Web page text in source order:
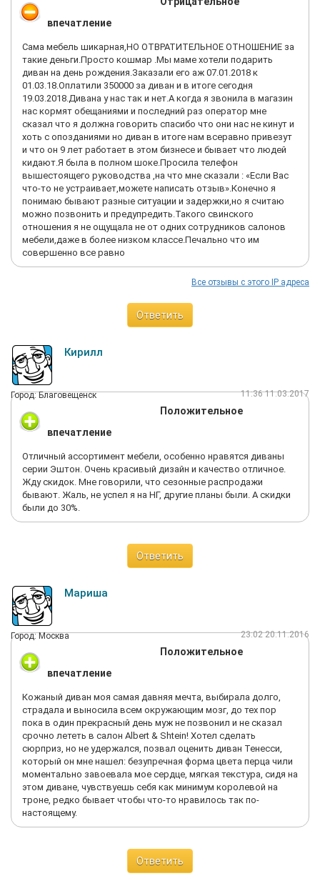
уже не говорю о каких-либо извинениях и компенсациях.
Менеджеры салона Albert&Stein на Нахимовском и фабрики
производителя просто скрываются и не берут трубку.
Бухгалтерия и отдел кадров дали телефон какого-то Алексея
(89660185719), который тоже уже уволился!
Конечно я подключил юристов и мы уже написали и
отправили претензию «с уведомлением», готовим иск в суд,
будет эфир на телевидении «Осторожно мошенники» (уже
согласовано), но негативный осадкой присутствует. Взяли
100%предоплату и полная тишина!
Менеджеры по продажам разводят Вас на то, чтобы вы
заплатили 100% предоплату , а потом крутят Ваши деньги, с
непонятными перспективами и сроками получения товара!
На сайте Мосгорсуда, к ООО «Мебельщик» и ООО «Мебель
Трейд» (производители мебели для Albert&stein и фабрики 8
Марта) очень много исков от обманутых покупателей.
Будьте бдительны, не попадитесь на ловушку этих
«бизнесменов».
впечатление
Сама мебель шикарная,НО ОТВРАТИТЕЛЬНОЕ ОТНОШЕНИЕ за
такие деньги.Просто кошмар .Мы маме хотели подарить
диван на день рождения.Заказали его аж 07.01.2018 к
01.03.18.Оплатили 350000 за диван и в итоге сегодня
19.03.2018.Дивана у нас так и нет.А когда я звонила в магазин
нас кормят обещаниями и последний раз оператор мне
сказал что я должна говорить спасибо что они нас не кинут и
хоть с опозданиями но диван в итоге нам всеравно привезут
и что он 9 лет работает в этом бизнесе и бывает что людей
кидают.Я была в полном шоке.Просила телефон
вышестоящего руководства ,на что мне сказали : «Если Вас
что-то не устраивает,можете написать отзыв».Конечно я
понимаю бывают разные ситуации и задержки,но я считаю
можно позвонить и предупредить.Такого свинского
отношения я не ощущала не от одних сотрудников салонов
мебели,даже в более низком классе.Печально что им
совершенно все равно
Все отзывы с этого IP адреса
Ответить
Кирилл
Город: Благовещенск 11:36 11.03.2017
Положительное
впечатление
Отличный ассортимент мебели, особенно нравятся диваны
серии Эштон. Очень красивый дизайн и качество отличное.
Жду скидок. Мне говорили, что сезонные распродажи
бывают. Жаль, не успел я на НГ, другие планы были. А скидки
были до 30%.
Ответить
Мариша
Город: Москва 23:02 20.11.2016
Положительное
впечатление
Кожаный диван моя самая давняя мечта, выбирала долго,
страдала и выносила всем окружающим мозг, до тех пор
пока в один прекрасный день муж не позвонил и не сказал
срочно лететь в салон Albert & Shtein! Хотел сделать
сюрприз, но не удержался, позвал оценить диван Тенесси,
который он мне нашел: безупречная форма цвета перца чили
моментально завоевала мое сердце, мягкая текстура, сидя на
этом диване, чувствуешь себя как минимум королевой на
троне, редко бывает чтобы что-то нравилось так по-
настоящему.
Ответить